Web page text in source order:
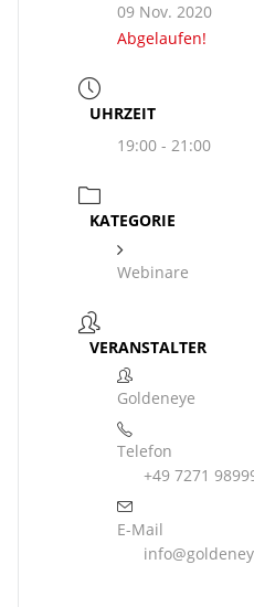
09 Nov. 2020
Abgelaufen!
UHRZEIT
19:00 - 21:00
KATEGORIE
Webinare
VERANSTALTER
Goldeneye
Telefon
+49 7271
E-Mail